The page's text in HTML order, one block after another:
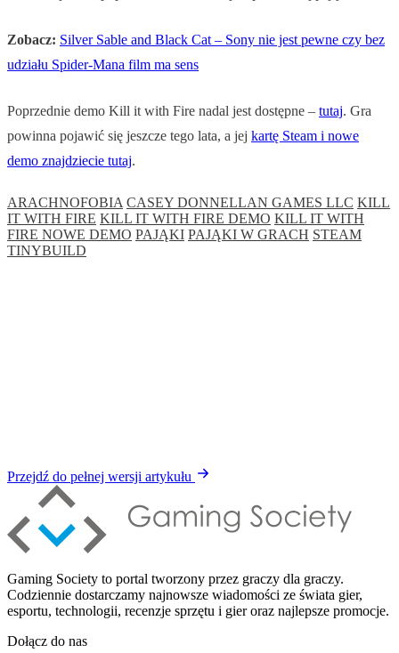
Zobacz: Silver Sable and Black Cat – Sony nie jest pewne czy bez
udziału Spider-Mana film ma sens
Poprzednie demo Kill it with Fire nadal jest dostępne – tutaj. Gra
powinna pojawić się jeszcze tego lata, a jej kartę Steam i nowe
demo znajdziecie tutaj.
ARACHNOFOBIA CASEY DONNELLAN GAMES LLC KILL
IT WITH FIRE KILL IT WITH FIRE DEMO KILL IT WITH
FIRE NOWE DEMO PAJĄKI PAJĄKI W GRACH STEAM
TINYBUILD
Przejdź do pełnej wersji artykułu
Gaming Society to portal tworzony przez graczy dla graczy.
Codziennie dostarczamy najnowsze wiadomości ze świata gier,
esportu, technologii, recenzje sprzętu i gier oraz najlepsze promocje.
Dołącz do nas